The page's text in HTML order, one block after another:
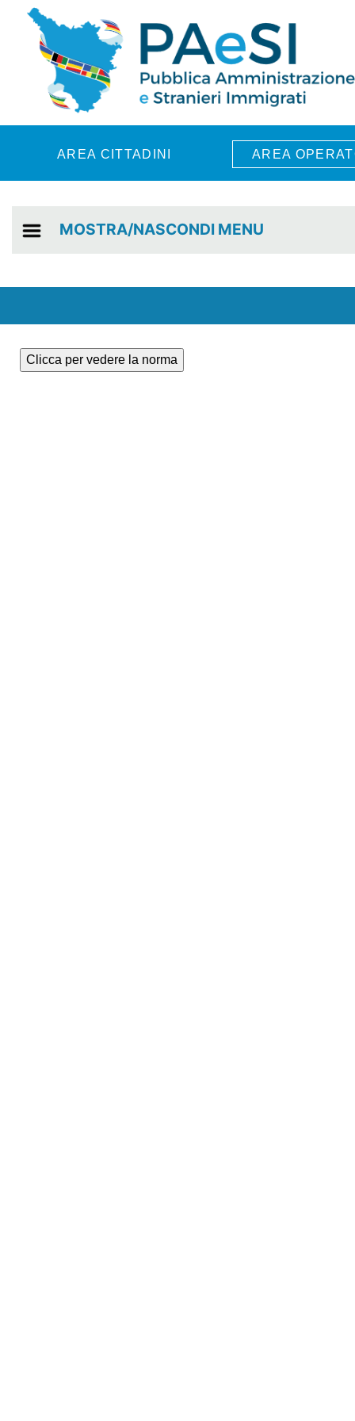
Skip to main content
AREA CITTADINI AREA
MOSTRA/NASCONDI MENU
Clicca per vedere la norma